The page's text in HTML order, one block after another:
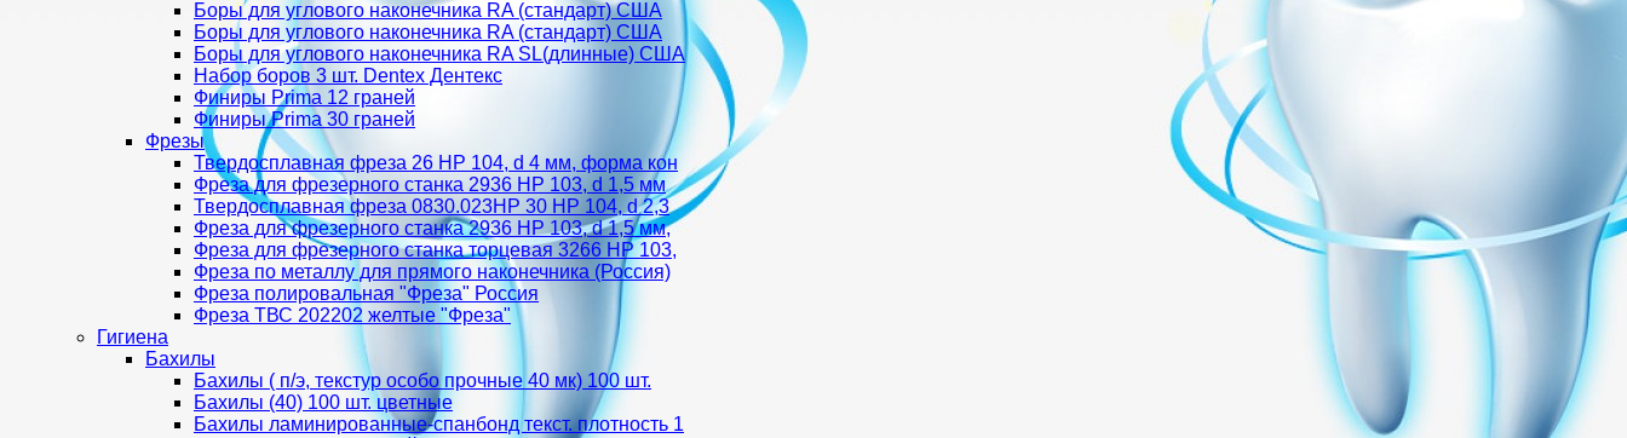
Боры для углового наконечника RA (стандарт) США
Боры для углового наконечника RA (стандарт) США
Боры для углового наконечника RA SL(длинные) CША
Набор боров 3 шт. Dentex Дентекс
Финиры Prima 12 граней
Финиры Prima 30 граней
Фрезы
Твердосплавная фреза 26 HP 104, d 4 мм, форма кон
Фреза для фрезерного станка 2936 HP 103, d 1,5 мм
Твердосплавная фреза 0830.023HP 30 HP 104, d 2,3
Фреза для фрезерного станка 2936 HP 103, d 1,5 мм,
Фреза для фрезерного станка торцевая 3266 HP 103,
Фреза по металлу для прямого наконечника (Россия)
Фреза полировальная "Фреза" Россия
Фреза ТВС 202202 желтые "Фреза"
Гигиена
Бахилы
Бахилы ( п/э, текстур особо прочные 40 мк) 100 шт.
Бахилы (40) 100 шт. цветные
Бахилы ламинированные-спанбонд текст. плотность 1